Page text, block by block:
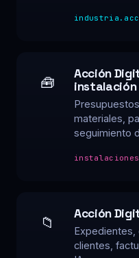
🧰
Acción
instalación
materiales,
seguimiento
📁
Acción
Expedientes,
clientes,